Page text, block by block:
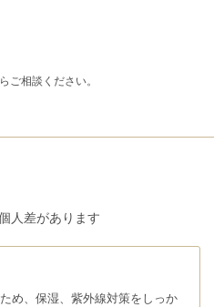
ご相談ください。
人差があります
め、保湿、紫外線対策をしっか